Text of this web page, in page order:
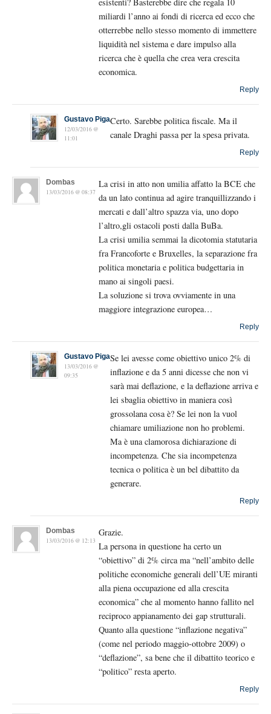
miliardi l’anno ai fondi di ricerca ed ecco che
otterrebbe nello stesso momento di immettere
liquidità nel sistema e dare impulso alla
ricerca che è quella che crea vera crescita
economica.
Reply
Gustavo Piga
12/03/2016 @
11:01
Certo. Sarebbe politica fiscale. Ma il
canale Draghi passa per la spesa privata.
Reply
Dombas
13/03/2016 @ 08:37
La crisi in atto non umilia affatto la BCE che
da un lato continua ad agire tranquillizzando i
mercati e dall’altro spazza via, uno dopo
l’altro,gli ostacoli posti dalla BuBa.
La crisi umilia semmai la dicotomia statutaria
fra Francoforte e Bruxelles, la separazione fra
politica monetaria e politica budgettaria in
mano ai singoli paesi.
La soluzione si trova ovviamente in una
maggiore integrazione europea…
Reply
Gustavo Piga
13/03/2016 @
09:35
Se lei avesse come obiettivo unico 2% di
inflazione e da 5 anni dicesse che non vi
sarà mai deflazione, e la deflazione arriva e
lei sbaglia obiettivo in maniera così
grossolana cosa è? Se lei non la vuol
chiamare umiliazione non ho problemi.
Ma è una clamorosa dichiarazione di
incompetenza. Che sia incompetenza
tecnica o politica è un bel dibattito da
generare.
Reply
Dombas
13/03/2016 @ 12:13
Grazie.
La persona in questione ha certo un
“obiettivo” di 2% circa ma “nell’ambito delle
politiche economiche generali dell’UE miranti
alla piena occupazione ed alla crescita
economica” che al momento hanno fallito nel
reciproco appianamento dei gap strutturali.
Quanto alla questione “inflazione negativa”
(come nel periodo maggio-ottobre 2009) o
“deflazione”, sa bene che il dibattito teorico e
“politico” resta aperto.
Reply